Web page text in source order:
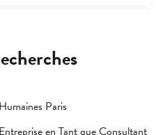
Paris
en Tant que Consultant